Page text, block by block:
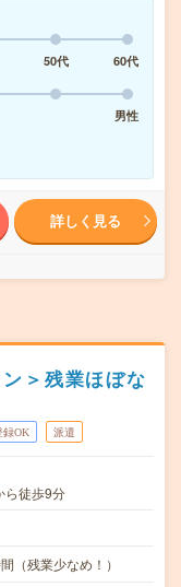
50代
60代
男性
詳しく見る
＞残業ほぼな
録OK 派遣
ら徒歩9分
（残業少なめ！）